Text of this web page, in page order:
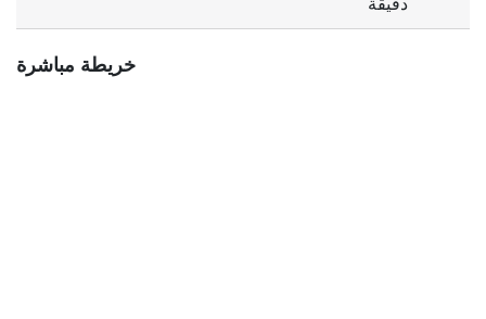
خريطة مباشرة